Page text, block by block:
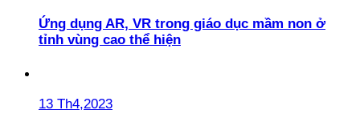
Ứng dụng AR, VR trong giáo dục mầm non ở
tỉnh vùng cao thể hiện
13 Th4,2023